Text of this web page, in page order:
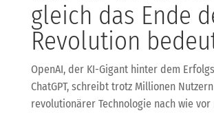
gleich das Ende
Revolution
OpenAI, der KI-Gigant hinter dem
ChatGPT, schreibt trotz Millionen
revolutionärer Technologie nach wie vor